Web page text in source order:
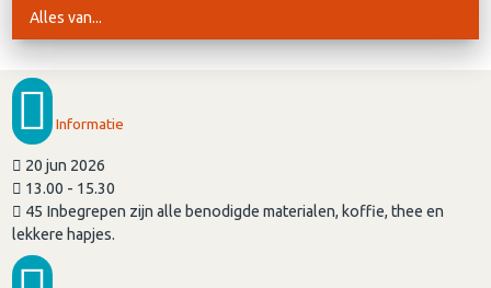
Alles van...
Informatie
20 jun 2026
13.00 - 15.30
45 Inbegrepen zijn alle benodigde materialen, koffie, thee en
lekkere hapjes.